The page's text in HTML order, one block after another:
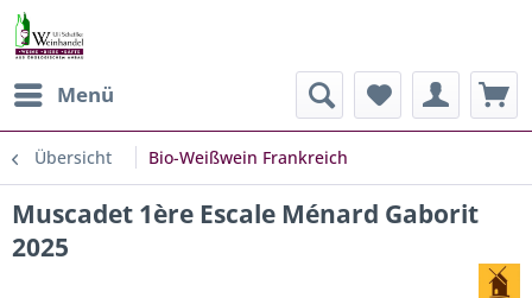
Menü
Übersicht Bio-Weißwein Frankreich
Muscadet 1ère Escale Ménard Gaborit
2025